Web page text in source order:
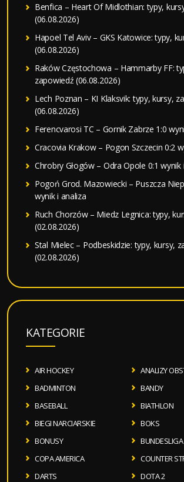
Benfica – Heart Of Midlothian: typy,
(06.08.2026)
Hapoel Tel Aviv – GKS Katowice: typy,
(06.08.2026)
Raków Częstochowa – Hammarby FF:
zapowiedź (06.08.2026)
Lech Poznan – KI Klaksvik: typy, kursy,
(06.08.2026)
Ferencvarosi TC – Gornik Zabrze 1:0
Cracovia Krakow – Pogon Szczecin 0:2
Chrobry Głogów – Odra Opole 0:1 wynik
Pogoń Grod. Mazowiecki – Puszcza
wynik i analiza
Ruch Chorzów – Miedz Legnica: typy,
(02.08.2026)
Stal Mielec – Podbeskidzie: typy, kursy,
(02.08.2026)
KATEGORIE
AIR HOCKEY
ANALIZY
BADMINTON
BANDY
BASEBALL
BIATHLON
BIEGI NARCIARSKIE
BOKS
BONUSY
BUNDESLIGA
COPA AMERICA
COUNTER
DARTS
DOTA 2